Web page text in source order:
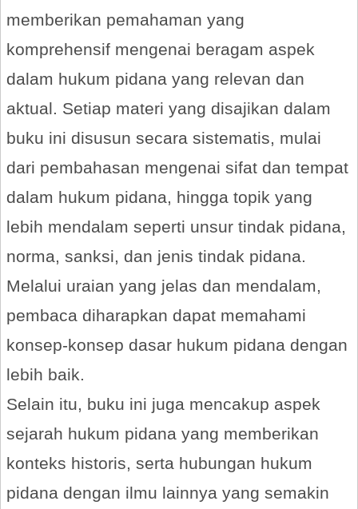
memberikan pemahaman yang
komprehensif mengenai beragam aspek
dalam hukum pidana yang relevan dan
aktual. Setiap materi yang disajikan dalam
buku ini disusun secara sistematis, mulai
dari pembahasan mengenai sifat dan tempat
dalam hukum pidana, hingga topik yang
lebih mendalam seperti unsur tindak pidana,
norma, sanksi, dan jenis tindak pidana.
Melalui uraian yang jelas dan mendalam,
pembaca diharapkan dapat memahami
konsep-konsep dasar hukum pidana dengan
lebih baik.
Selain itu, buku ini juga mencakup aspek
sejarah hukum pidana yang memberikan
konteks historis, serta hubungan hukum
pidana dengan ilmu lainnya yang semakin